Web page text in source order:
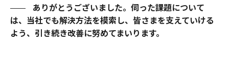
ありがとうございました。伺った課題について
は、当社でも解決方法を模索し、皆さまを支えていける
よう、引き続き改善に努めてまいります。